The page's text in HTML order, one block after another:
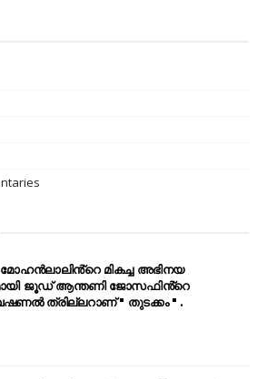
മോഹൻലാലിൻ്റെ മികച്ച അഭിനയ
ജൂഡ് ആന്തണി ജോസഫിൻ്റെ
ത്രില്ലറാണ് " തുടക്കം " .